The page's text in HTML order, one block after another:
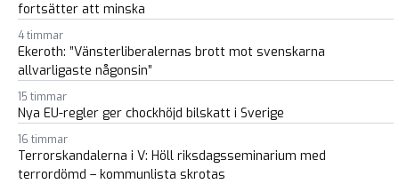
fortsätter att minska
4 timmar
Ekeroth: ”Vänsterliberalernas brott mot svenskarna
allvarligaste någonsin”
15 timmar
Nya EU-regler ger chockhöjd bilskatt i Sverige
16 timmar
Terrorskandalerna i V: Höll riksdagsseminarium med
terrordömd – kommunlista skrotas